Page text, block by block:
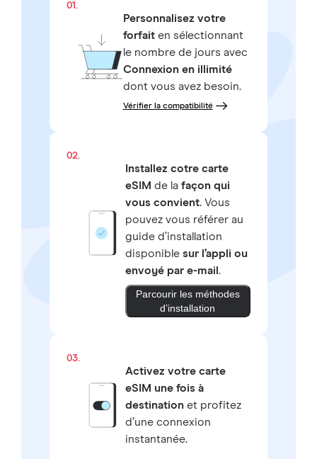
01.
Personnalisez votre
forfaiten sélectionnant
le nombre de jours avec
Connexion en illimité
dont vous avez besoin.
Vérifier la compatibilité
02.
Installez cotre carte
eSIM de la façon qui
vous convient.Vous
pouvez vous référer au
guide d’installation
disponible sur l’appli ou
envoyé par e-mail .
Parcourir les méthodes
d’installation
03.
Activez votre carte
eSIM une fois à
destinationet profitez
d’une connexion
instantanée.